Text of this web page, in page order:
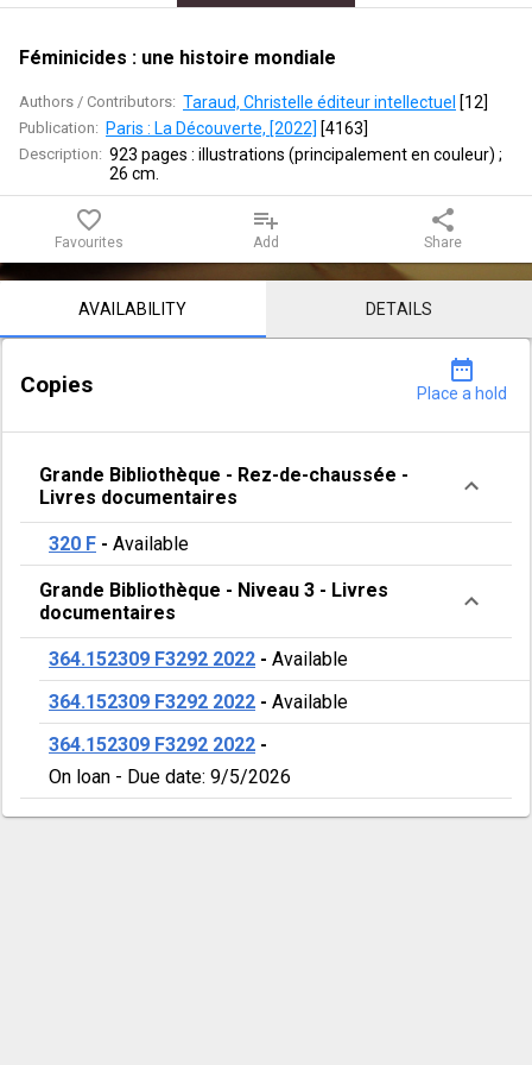
Féminicides : une histoire mondiale
Authors / Contributors: Taraud, Christelle éditeur intellectuel [12]
Publication: Paris : La Découverte, [2022] [4163]
Description: 923 pages : illustrations (principalement en couleur) ;
26 cm.
favorite_border
Favourites
playlist_add
Add
share
Share
Notice content
AVAILABILITY DETAILS
Copies
date_range
Place a hold
Grande Bibliothèque - Rez-de-chaussée -
Livres documentaires
320 F - Available
Grande Bibliothèque - Niveau 3 - Livres
documentaires
364.152309 F3292 2022 - Available
364.152309 F3292 2022 - Available
364.152309 F3292 2022 -
On loan - Due date: 9/5/2026